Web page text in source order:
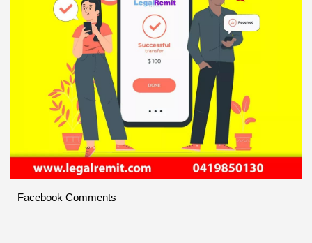
Facebook Comments